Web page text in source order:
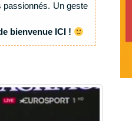
passionnés. Un geste
bienvenue ICI !